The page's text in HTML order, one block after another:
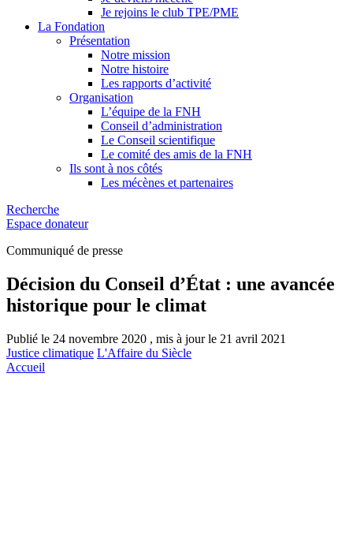
Je rejoins le club TPE/PME
La Fondation
Présentation
Notre mission
Notre histoire
Les rapports d’activité
Organisation
L’équipe de la FNH
Conseil d’administration
Le Conseil scientifique
Le comité des amis de la FNH
Ils sont à nos côtés
Les mécènes et partenaires
Recherche
Espace donateur
Communiqué de presse
Décision du Conseil d’État : une avancée
historique pour le climat
Publié le 24 novembre 2020 , mis à jour le 21 avril 2021
Justice climatique L'Affaire du Siècle
Accueil